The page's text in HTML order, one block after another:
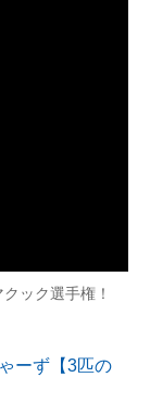
ック選手権！
ーず【3匹の